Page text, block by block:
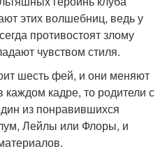
этих волшебниц, ведь у
противостоят злому
чувством стиля.
шесть фей, и они меняют
каждом кадре, то родители с
из понравившихся
Лейлы или Флоры, и